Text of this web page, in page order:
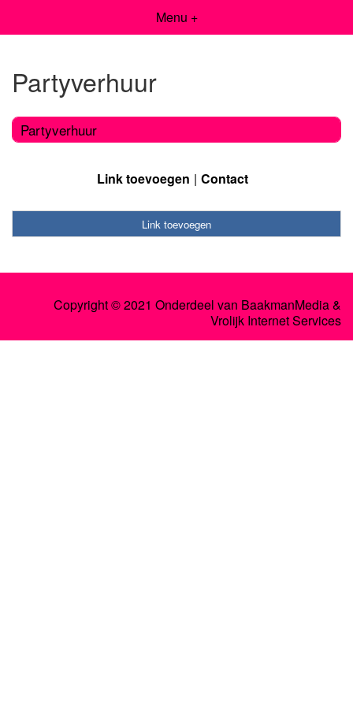
Menu +
Partyverhuur
Partyverhuur
Link toevoegen Contact
Link toevoegen
Copyright © 2021 Onderdeel van BaakmanMedia&
Vrolijk Internet Services